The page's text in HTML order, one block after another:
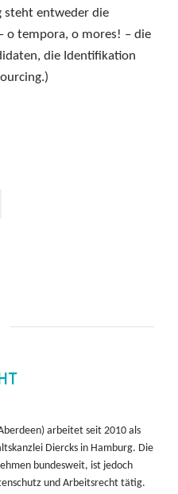
steht entweder die
o tempora, o mores! – die
die Identifikation
arbeitet seit 2010 als
Diercks in Hamburg. Die
bundesweit, ist jedoch
und Arbeitsrecht tätig.